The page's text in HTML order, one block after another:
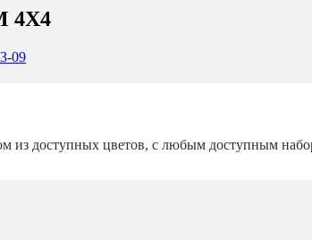
4X4
09
из доступных цветов, с любым доступным